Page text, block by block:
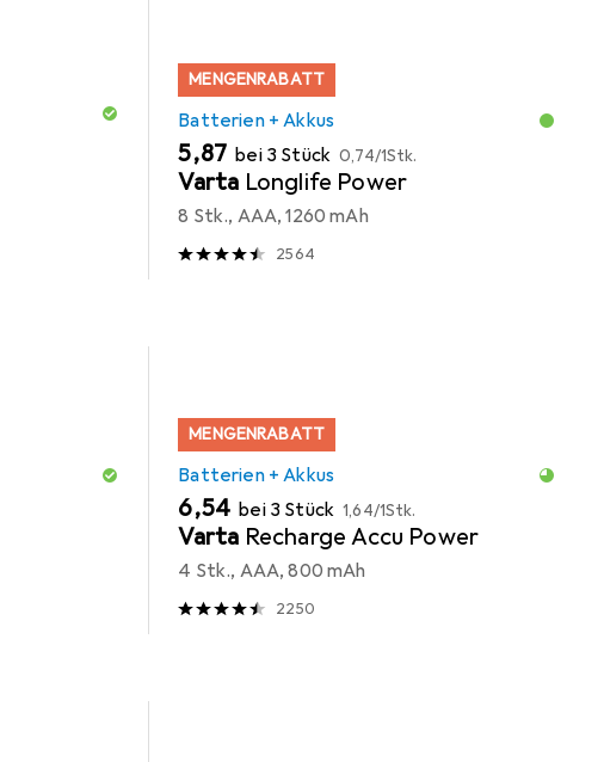
MENGENRABATT
Batterien + Akkus
EUR
5,87 bei 3 Stück EUR
0,74/1Stk.
Varta Longlife Power
8 Stk., AAA, 1260 mAh
2564
MENGENRABATT
Batterien + Akkus
EUR
6,54 bei 3 Stück EUR
1,64/1Stk.
Varta Recharge Accu Power
4 Stk., AAA, 800 mAh
2250